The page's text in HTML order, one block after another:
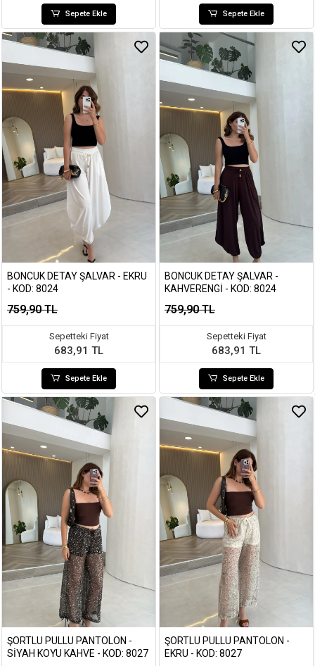
Sepete Ekle Sepete Ekle
BONCUK DETAY ŞALVAR - EKRU
- KOD: 8024
759,90 TL
Sepetteki Fiyat
683,91 TL
Sepete Ekle
BONCUK DETAY ŞALVAR -
KAHVERENGI - KOD: 8024
759,90 TL
Sepetteki Fiyat
683,91 TL
Sepete Ekle
ŞORTLU PULLU PANTOLON -
SIYAH KOYU KAHVE - KOD: 8027
ŞORTLU PULLU PANTOLON -
EKRU - KOD: 8027